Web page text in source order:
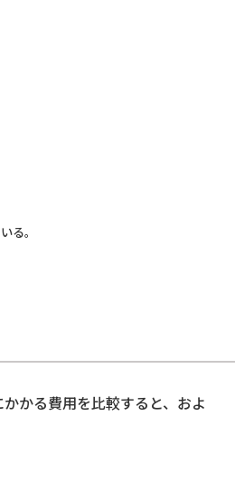
る。
かる費用を比較すると、およ